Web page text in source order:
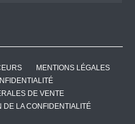
MENTIONS LÉGALES
DE VENTE
DE LA CONFIDENTIALITÉ